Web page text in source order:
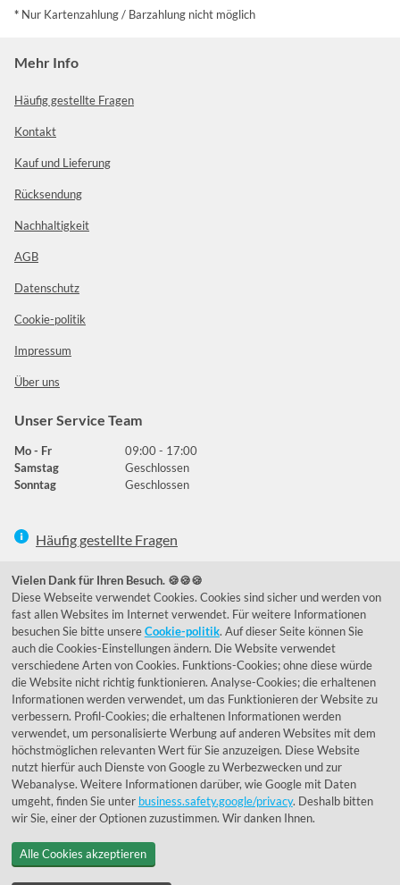
* Nur Kartenzahlung / Barzahlung nicht möglich
Mehr Info
Häufig gestellte Fragen
Kontakt
Kauf und Lieferung
Rücksendung
Nachhaltigkeit
AGB
Datenschutz
Cookie-politik
Impressum
Über uns
Unser Service Team
Mo - Fr
09:00 - 17:00
Samstag
Geschlossen
Sonntag
Geschlossen
Häufig gestellte Fragen
039292 - 678215
de@lumidora.com
FacebookInstagram
Kundenmeinungen
Exzellent - eKomi.de
© 1955 - 2026 Lumidora
Vielen Dank für Ihren Besuch. 🍪🍪🍪
Diese Webseite verwendet Cookies. Cookies sind sicher und werden von
fast allen Websites im Internet verwendet. Für weitere Informationen
besuchen Sie bitte unsereCookie-politik. Auf dieser Seite können Sie
auch die Cookies-Einstellungen ändern. Die Website verwendet
verschiedene Arten von Cookies. Funktions-Cookies; ohne diese würde
die Website nicht richtig funktionieren. Analyse-Cookies; die erhaltenen
Informationen werden verwendet, um das Funktionieren der Website zu
verbessern. Profil-Cookies; die erhaltenen Informationen werden
verwendet, um personalisierte Werbung auf anderen Websites mit dem
höchstmöglichen relevanten Wert für Sie anzuzeigen. Diese Website
nutzt hierfür auch Dienste von Google zu Werbezwecken und zur
Webanalyse. Weitere Informationen darüber, wie Google mit Daten
umgeht, finden Sie unter business.safety.google/privacy. Deshalb bitten
wir Sie, einer der Optionen zuzustimmen. Wir danken Ihnen.
Alle Cookies akzeptieren